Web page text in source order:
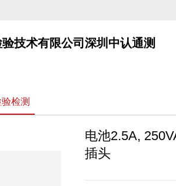
技术有限公司深圳中认通测
检测
电池2.5A,
插头